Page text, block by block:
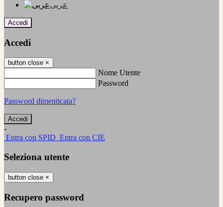
عربى
Accedi
Accedi
button close ×
Nome Utente
Password
Password dimenticata?
-
Entra con SPID Entra con CIE
Seleziona utente
button close ×
Recupero password